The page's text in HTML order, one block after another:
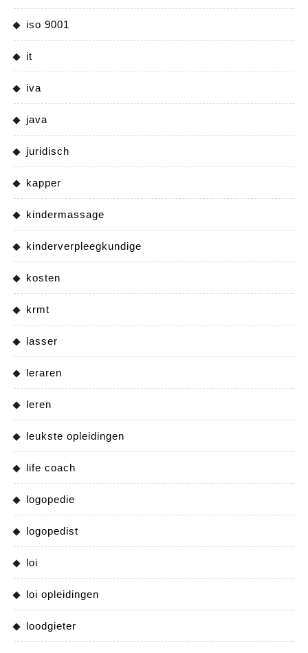
iso 9001
it
iva
java
juridisch
kapper
kindermassage
kinderverpleegkundige
kosten
krmt
lasser
leraren
leren
leukste opleidingen
life coach
logopedie
logopedist
loi
loi opleidingen
loodgieter